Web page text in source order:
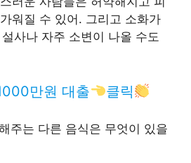
워질 수 있어. 그리고 소화가
사나 자주 소변이 나올 수도
만원 대출 클릭
주는 다른 음식은 무엇이 있을